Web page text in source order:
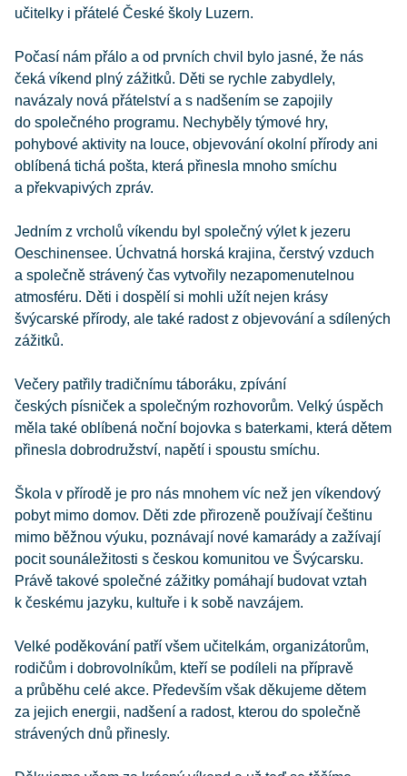
učitelky i přátelé České školy Luzern.
Počasí nám přálo a od prvních chvil bylo jasné, že nás
čeká víkend plný zážitků. Děti se rychle zabydlely,
navázaly nová přátelství a s nadšením se zapojily
do společného programu. Nechyběly týmové hry,
pohybové aktivity na louce, objevování okolní přírody ani
oblíbená tichá pošta, která přinesla mnoho smíchu
a překvapivých zpráv.
Jedním z vrcholů víkendu byl společný výlet k jezeru
Oeschinensee. Úchvatná horská krajina, čerstvý vzduch
a společně strávený čas vytvořily nezapomenutelnou
atmosféru. Děti i dospělí si mohli užít nejen krásy
švýcarské přírody, ale také radost z objevování a sdílených
zážitků.
Večery patřily tradičnímu táboráku, zpívání
českých písniček a společným rozhovorům. Velký úspěch
měla také oblíbená noční bojovka s baterkami, která dětem
přinesla dobrodružství, napětí i spoustu smíchu.
Škola v přírodě je pro nás mnohem víc než jen víkendový
pobyt mimo domov. Děti zde přirozeně používají češtinu
mimo běžnou výuku, poznávají nové kamarády a zažívají
pocit sounáležitosti s českou komunitou ve Švýcarsku.
Právě takové společné zážitky pomáhají budovat vztah
k českému jazyku, kultuře i k sobě navzájem.
Velké poděkování patří všem učitelkám, organizátorům,
rodičům i dobrovolníkům, kteří se podíleli na přípravě
a průběhu celé akce. Především však děkujeme dětem
za jejich energii, nadšení a radost, kterou do společně
strávených dnů přinesly.